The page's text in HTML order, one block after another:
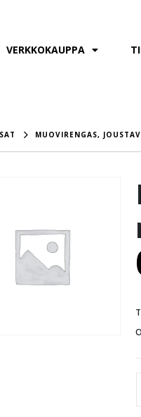
VERKKOKAUPPA
MUOVIRENGAS,